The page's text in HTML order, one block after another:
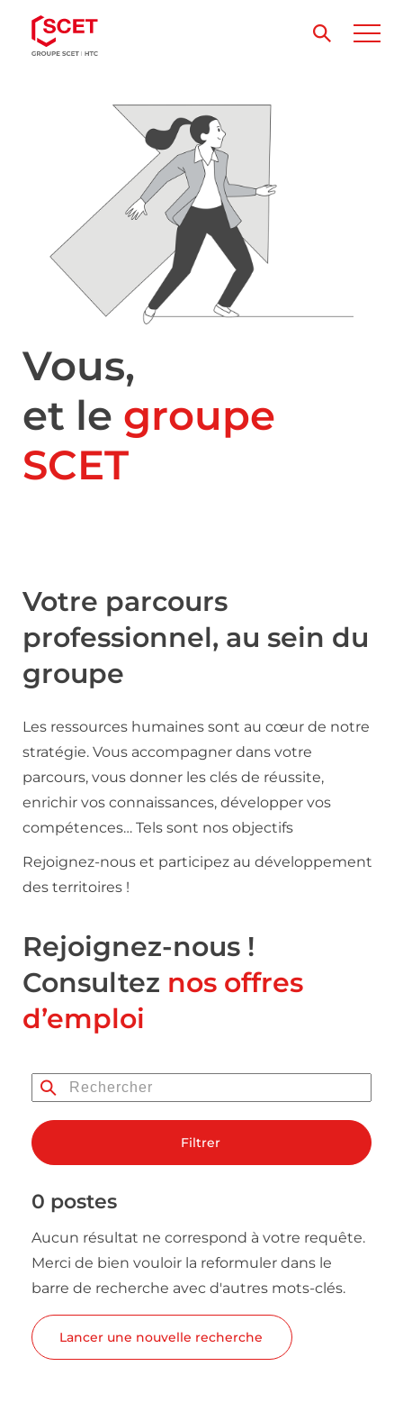
Vous,
et le groupe
SCET
Votre parcours
professionnel, au sein du
groupe
Les ressources humaines sont au cœur de notre
stratégie. Vous accompagner dans votre
parcours, vous donner les clés de réussite,
enrichir vos connaissances, développer vos
compétences… Tels sont nos objectifs
Rejoignez-nous et participez au développement
des territoires !
Rejoignez-nous !
Consultez nos offres
d’emploi
Filtrer
0 postes
Aucun résultat ne correspond à votre requête.
Merci de bien vouloir la reformuler dans le
barre de recherche avec d'autres mots-clés.
Lancer une nouvelle recherche